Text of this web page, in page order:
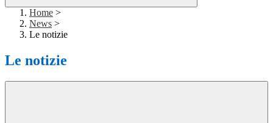
Home >
News >
Le notizie
Le notizie